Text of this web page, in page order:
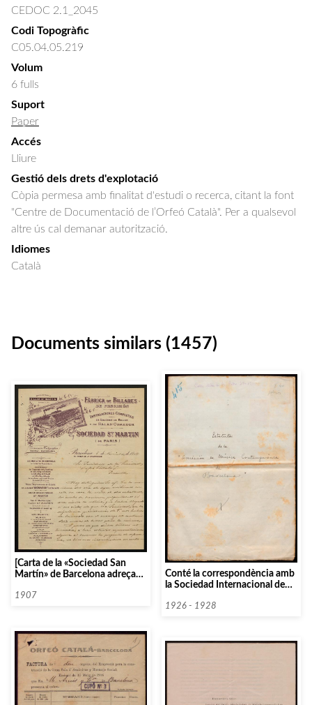
CEDOC 2.1_2045
Codi Topogràfic
C05.04.05.219
Volum
6 fulls
Suport
Paper
Accés
Lliure
Gestió dels drets d'explotació
Còpia permesa amb finalitat d'estudi o recerca, citant la font
"Centre de Documentació de l’Orfeó Català". Per a qualsevol
altre ús cal demanar autorització.
Idiomes
Català
Documents similars (1457)
[Carta de la «Sociedad San
Martín» de Barcelona adreçada
1907
Conté la correspondència amb
la Sociedad Internacional de
estatuts i reglaments, circulars,
1926 - 1928